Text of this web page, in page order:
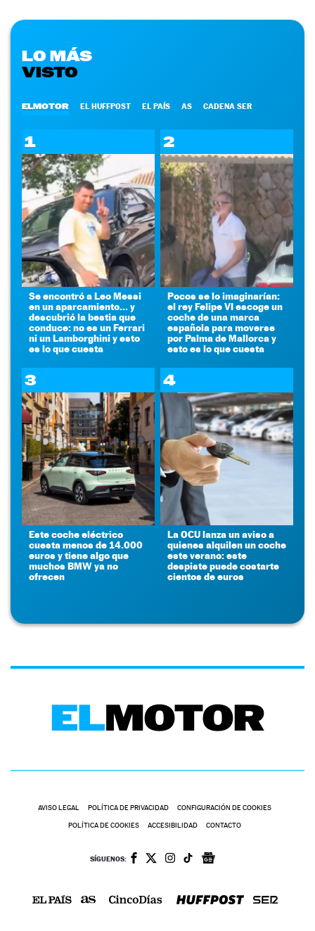
LO MÁS
VISTO
ELMOTOR EL HUFFPOST EL PAÍS AS CADENA SER
1
Se encontró a Leo Messi
en un aparcamiento... y
descubrió la bestia que
conduce: no es un Ferrari
ni un Lamborghini y esto
es lo que cuesta
2
Pocos se lo imaginarían:
el rey Felipe VI escoge un
coche de una marca
española para moverse
por Palma de Mallorca y
esto es lo que cuesta
3
Este coche eléctrico
cuesta menos de 14.000
euros y tiene algo que
muchos BMW ya no
ofrecen
4
La OCU lanza un aviso a
quienes alquilen un coche
este verano: este
despiste puede costarte
cientos de euros
AVISO LEGAL POLÍTICA DE PRIVACIDAD CONFIGURACIÓN DE COOKIES
POLÍTICA DE COOKIES ACCESIBILIDAD CONTACTO
SÍGUENOS: